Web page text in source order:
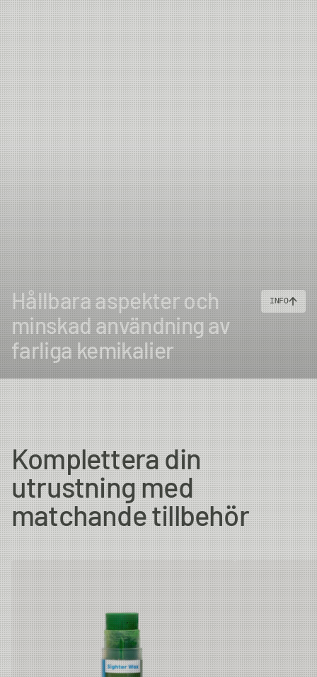
Hållbara aspekter och
minskad användning av
farliga kemikalier
INFO
Komplettera din
utrustning med
matchande tillbehör